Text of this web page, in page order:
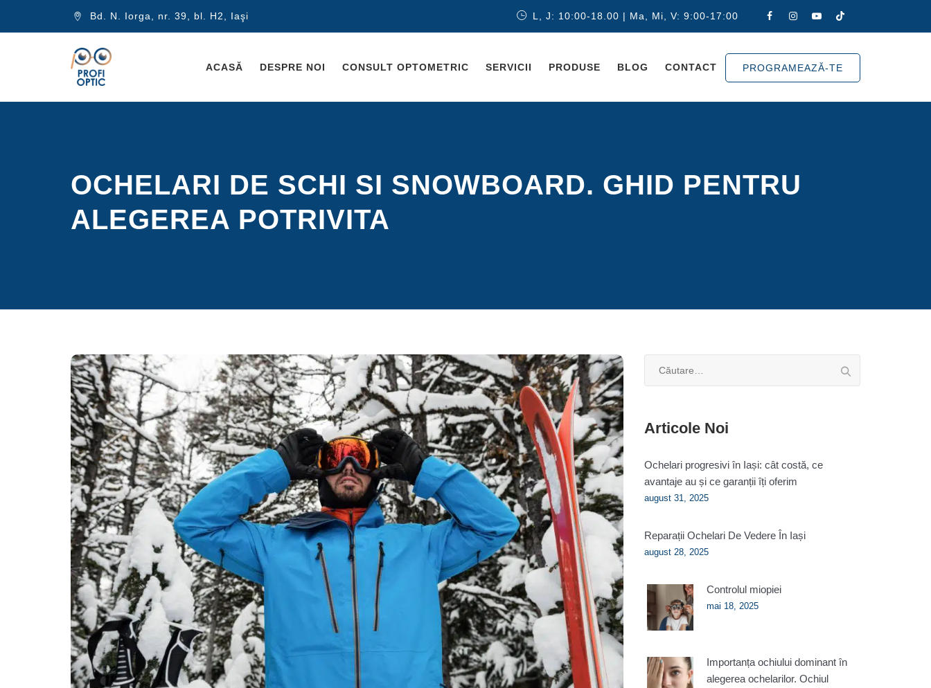
Bd. N. Iorga, nr. 39, bl. H2, Iaşi L, J: 10:00-18.00 | Ma, Mi, V: 9:00-17:00
PROGRAMEAZĂ-TE
ACASĂ DESPRE NOI CONSULT OPTOMETRIC SERVICII PRODUSE BLOG CONTACT
OCHELARI DE SCHI SI SNOWBOARD. GHID PENTRU
ALEGEREA POTRIVITA
Articole Noi
Ochelari progresivi în Iași: cât costă, ce
avantaje au și ce garanții îți oferim
august 31, 2025
Reparații Ochelari De Vedere În Iași
august 28, 2025
Controlul miopiei
mai 18, 2025
Importanța ochiului dominant în
alegerea ochelarilor. Ochiul